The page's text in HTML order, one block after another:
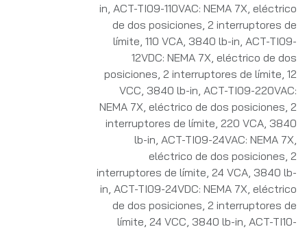
in ACT-TI09-110VAC: NEMA 7X, eléctrico
de dos posiciones, 2 interruptores de
límite, 110 VCA, 3840 lb-in ACT-TI09-
12VDC: NEMA 7X, eléctrico de dos
posiciones, 2 interruptores de límite, 12
VCC, 3840 lb-in ACT-TI09-220VAC:
NEMA 7X, eléctrico de dos posiciones, 2
interruptores de límite, 220 VCA, 3840
lb-in ACT-TI09-24VAC: NEMA 7X,
eléctrico de dos posiciones, 2
interruptores de límite, 24 VCA, 3840 lb-
in ACT-TI09-24VDC: NEMA 7X, eléctrico
de dos posiciones, 2 interruptores de
límite, 24 VCC, 3840 lb-in ACT-TI10-